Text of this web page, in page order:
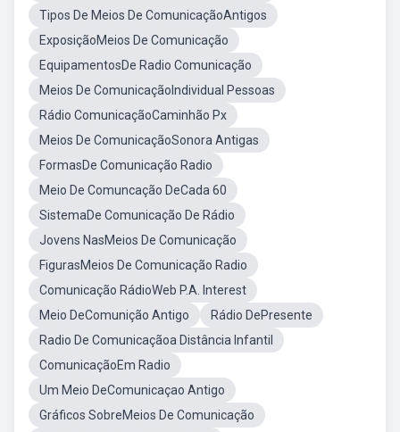
Tipos De Meios De ComunicaçãoAntigos
ExposiçãoMeios De Comunicação
EquipamentosDe Radio Comunicação
Meios De ComunicaçãoIndividual Pessoas
Rádio ComunicaçãoCaminhão Px
Meios De ComunicaçãoSonora Antigas
FormasDe Comunicação Radio
Meio De Comuncação DeCada 60
SistemaDe Comunicação De Rádio
Jovens NasMeios De Comunicação
FigurasMeios De Comunicação Radio
Comunicação RádioWeb P.A. Interest
Meio DeComunição Antigo
Rádio DePresente
Radio De Comunicaçãoa Distância Infantil
ComunicaçãoEm Radio
Um Meio DeComunicaçao Antigo
Gráficos SobreMeios De Comunicação